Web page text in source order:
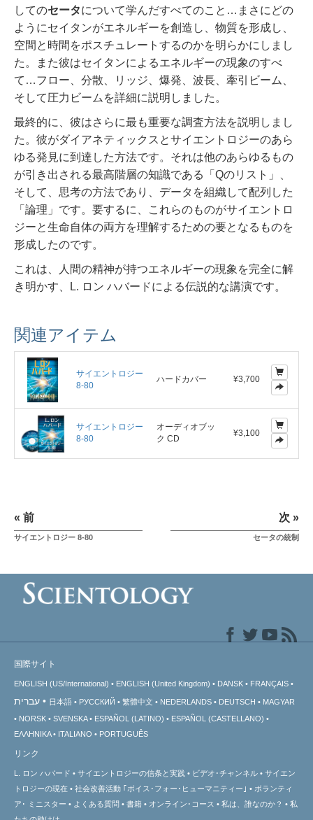
してのセータについて学んだすべてのこと…まさにどの
ようにセイタンがエネルギーを創造し、物質を形成し、
空間と時間をポスチュレートするのかを明らかにしまし
た。
また彼はセイタンによるエネルギーの現象のすべ
て…フロー、分散、リッジ、爆発、波長、牽引ビーム、
そして圧力ビームを詳細に説明しました。
最終的に、彼はさらに最も重要な調査方法を説明しまし
た。彼がダイアネティックスとサイエントロジーのあら
ゆる発見に到達した方法です。それは他のあらゆるもの
が引き出される最高階層の知識である「Qのリスト」、
そして、思考の方法であり、データを組織して配列した
「論理」です。 要するに、これらのものがサイエントロ
ジーと生命自体の両方を理解するための要となるものを
形成したのです。
これは、人間の精神が持つエネルギーの現象を完全に解
き明かす、L. ロン ハバードによる伝説的な講演です。
関連アイテム
サイエントロジー
8-80
ハードカバー ¥3,700
サイエントロジー
8-80
オーディオブッ
ク CD
¥3,100
« 前
サイエントロジー 8-80
次 »
セータの統制
国際サイト
ENGLISH (US/International) ENGLISH (United Kingdom) DANSK FRANÇAIS
עברית 日本語 РУССКИЙ 繁體中文 NEDERLANDS DEUTSCH
MAGYAR
NORSK
SVENSKA ESPAÑOL (LATINO)
ESPAÑOL (CASTELLANO)
ΕΛΛΗΝΙΚA
ITALIANO PORTUGUÊS
リンク
L. ロン ハバード サイエントロジーの信条と実践 ビデオ･チャンネル
サイエン
トロジーの現在 社会改善活動 ｢ボイス･フォー･ヒューマニティー｣
ボランティ
ア･
ミニスター よくある質問 書籍 オンライン･コース 私は、誰なのか？
私